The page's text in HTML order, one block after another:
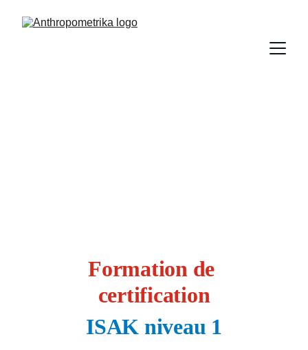
Formation de
certification
ISAK niveau 1